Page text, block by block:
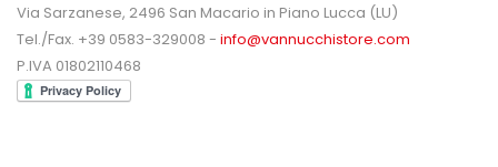
Via Sarzanese, 2496 San Macario in Piano Lucca (LU)
Tel./Fax. +39 0583-329008 - info@vannucchistore.com
P.IVA 01802110468